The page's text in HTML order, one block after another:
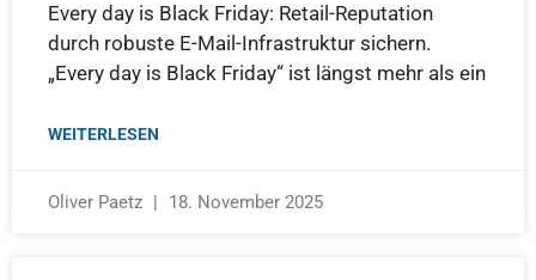
Every day is Black Friday: Retail-Reputation
durch robuste E-Mail-Infrastruktur sichern.
„Every day is Black Friday“ ist längst mehr als ein
WEITERLESEN
Oliver Paetz 18. November 2025